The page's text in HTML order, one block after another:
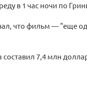
в 1 час ночи по
что фильм — "еще
7,4 млн